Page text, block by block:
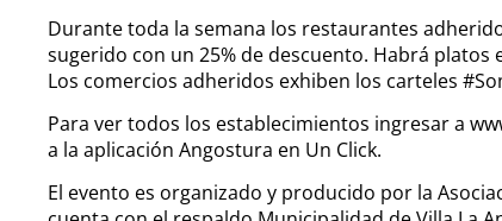
Durante toda la semana los restaurantes
sugerido con un 25% de descuento. Habrá
Los comercios adheridos exhiben los carteles
Para ver todos los establecimientos ingresar a
a la aplicación Angostura en Un Click.
El evento es organizado y producido por la